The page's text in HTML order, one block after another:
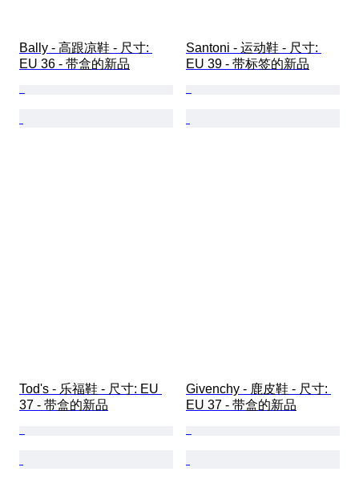
Bally - 高跟凉鞋 - 尺寸:
EU 36 - 带盒的新品
Santoni - 运动鞋 - 尺寸:
EU 39 - 带标签的新品
Tod's - 乐福鞋 - 尺寸: EU
37 - 带盒的新品
Givenchy - 鹿皮鞋 - 尺寸:
EU 37 - 带盒的新品